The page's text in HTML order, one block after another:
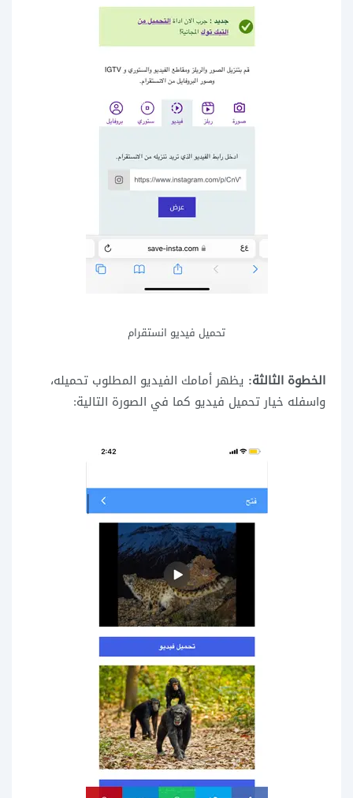
تحميل فيديو انستقرام
الخطوة الثالثة: يظهر أمامك الفيديو المطلوب تحميله،
واسفله خيار تحميل فيديو كما في الصورة التالية: